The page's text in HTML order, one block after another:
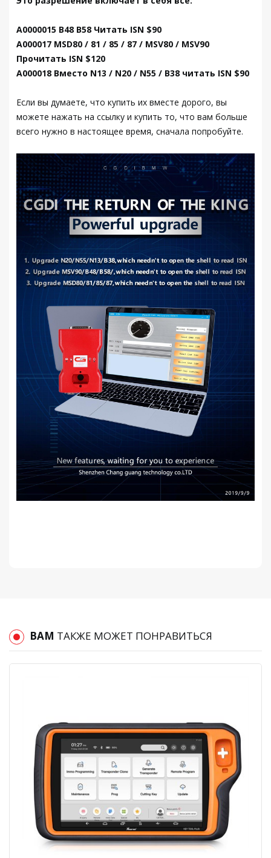
A0000015 B48 B58 Читать ISN $90
A000017 MSD80 / 81 / 85 / 87 / MSV80 / MSV90
Прочитать ISN $120
A000018 Вместо N13 / N20 / N55 / B38 читать ISN $90
Если вы думаете, что купить их вместе дорого, вы
можете нажать на ссылку и купить то, что вам больше
всего нужно в настоящее время, сначала попробуйте.
ВАМ ТАКЖЕ МОЖЕТ ПОНРАВИТЬСЯ